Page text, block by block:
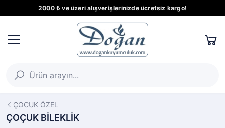
2000 ₺ ve üzeri alışverişlerinizde ücretsiz kargo!
ÇOCUK ÖZEL
ÇOÇUK BİLEKLİK